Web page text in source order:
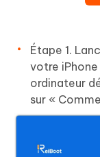
Étape 1.
votre
ordinateur
sur «